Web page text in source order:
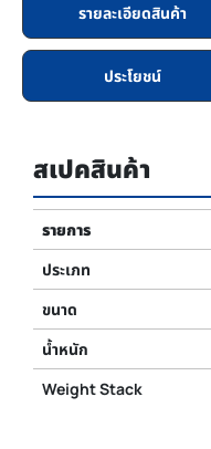
รายละเอียดสินค้า
ประโยชน์
สเปคสินค้า
รายการ
ประเภท
ขนาด
น้ำหนัก
Weight Stack